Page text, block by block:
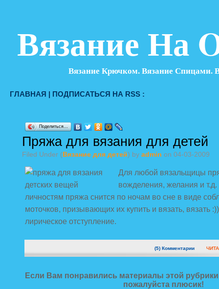
Вязание На
Вязание Крючком. Вязание
ГЛАВНАЯ | ПОДПИСАТЬСЯ НА RSS :
Поделиться…
Пряжа для вязания для детей
Filed Under (Вязание для детей) by admin on 04-03-2009
Для любой вязальщицы
вожделения, желания и
личностям пряжа снится по ночам во сне в виде
моточков, призывающих их купить и вязать, вязать
лирическое отступление.
(5) Комментарии
Если Вам понравились материалы этой
пожалуйста плюсик!